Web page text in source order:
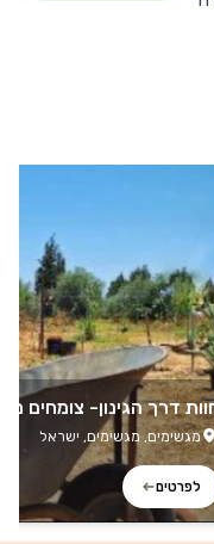
נוספים
דרך הגינון- צומחים
מגשימים, מגשימים, ישראל
לפרטים